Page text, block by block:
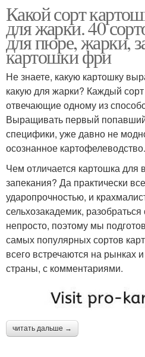
Какой сорт
для жарки. 40
для пюре, жарки,
картошки фри
Не знаете, какую картошку
какую для жарки? Каждый
отвечающие одному из
Выращивать первый
специфики, уже давно не
осознанное картофелеводство.
Чем отличается картошка для
запекания? Да практически
ударопрочностью, и
сельхозакадемик,
непросто, поэтому мы
самых популярных сортов
всего встречаются на рынках
страны, с комментариями.
читать дальше →